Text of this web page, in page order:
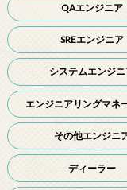
QAエンジニア
SREエンジニア
システムエンジ
エンジニアリングマネ
その他エンジニ
ディーラー